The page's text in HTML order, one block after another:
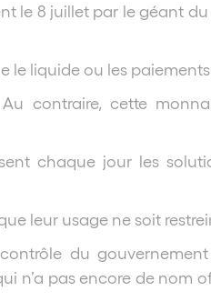
le 8 juillet par le géant
le liquide ou les
contraire, cette
chaque jour les
leur usage ne soit
du
n’a pas encore de nom